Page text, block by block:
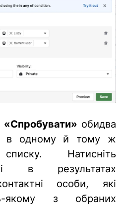
«Спробувати» обидва
в одному й тому ж
Натисніть
результатах
особи, які
якому з обраних